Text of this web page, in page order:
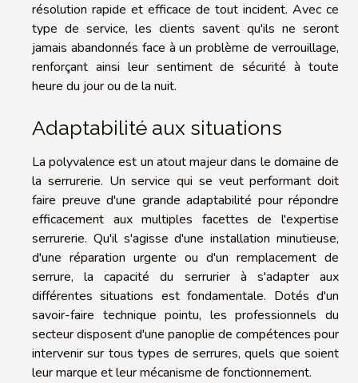
résolution rapide et efficace de tout incident. Avec ce
type de service, les clients savent qu'ils ne seront
jamais abandonnés face à un problème de verrouillage,
renforçant ainsi leur sentiment de sécurité à toute
heure du jour ou de la nuit.
Adaptabilité aux situations
La polyvalence est un atout majeur dans le domaine de
la serrurerie. Un service qui se veut performant doit
faire preuve d'une grande adaptabilité pour répondre
efficacement aux multiples facettes de l'expertise
serrurerie. Qu'il s'agisse d'une installation minutieuse,
d'une réparation urgente ou d'un remplacement de
serrure, la capacité du serrurier à s'adapter aux
différentes situations est fondamentale. Dotés d'un
savoir-faire technique pointu, les professionnels du
secteur disposent d'une panoplie de compétences pour
intervenir sur tous types de serrures, quels que soient
leur marque et leur mécanisme de fonctionnement.